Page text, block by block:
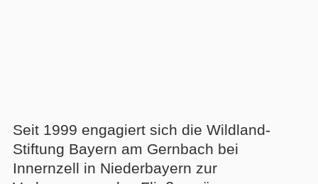
Seit 1999 engagiert sich die Wildland-
Stiftung Bayern am Gernbach bei
Innernzell in Niederbayern zur